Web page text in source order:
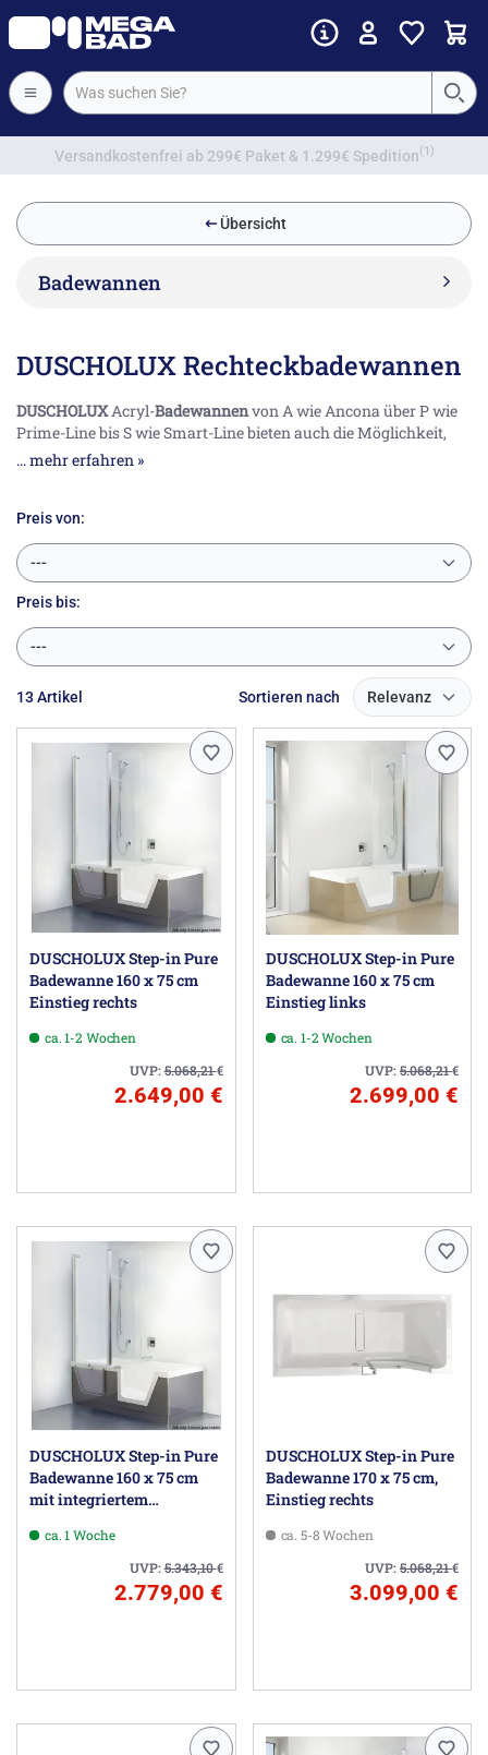
Vorkassenrabatt
Übersicht
Badewannen
DUSCHOLUX Rechteckbadewannen
DUSCHOLUXAcryl-Badewannenvon A wie Ancona über P wie
Prime-Line bis S wie Smart-Line bieten auch die Möglichkeit,
Griffe zu installieren. Hier bieten wir die Möglichkeit, sie online
... mehr erfahren »
Preis von:
---
Preis bis:
---
13 Artikel Sortieren nach Relevanz
DUSCHOLUX Step-in Pure
Badewanne 160 x 75 cm
Einstieg rechts
ca. 1-2 Wochen
UVP:5.068,21€
2.649,00 €
DUSCHOLUX Step-in Pure
Badewanne 160 x 75 cm
Einstieg links
ca. 1-2 Wochen
UVP:5.068,21€
2.699,00 €
DUSCHOLUX Step-in Pure
Badewanne 160 x 75 cm
mit integriertem
rechts
ca. 1 Woche
UVP:5.343,10€
2.779,00 €
DUSCHOLUX Step-in Pure
Badewanne 170 x 75 cm,
Einstieg rechts
ca. 5-8 Wochen
UVP:5.068,21€
3.099,00 €